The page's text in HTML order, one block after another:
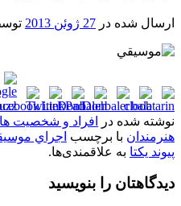
ارسال شده در 27 ژوئن 2013
نوشته شده در افراد و شخصیت ها
هنرمندان با برچسب اجراي
پیوند یکتا به علاقمندی‌ها.
دیدگاهتان را بنویسید